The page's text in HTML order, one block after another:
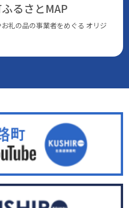
るさとMAP
礼の品の事業者をめぐる オリジ